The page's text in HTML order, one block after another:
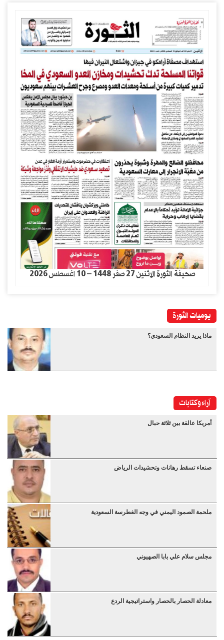
صحيفة الثورة الاثنين 27 صفر 1448 – 10 اغسطس 2026
يوميات الثورة
ماذا يريد النظام السعودي؟
آراء وكتابات
أمريكا عالقة بين ثلاثة حبال
صنعاء تسقط رهانات وتحشيدات الرياض
ملحمة الصمود اليمني في وجه الغطرسة السعودية
مجلس سلام علي بابا الصهيوني
معادلة الحصار بالحصار واستراتيجية الردع